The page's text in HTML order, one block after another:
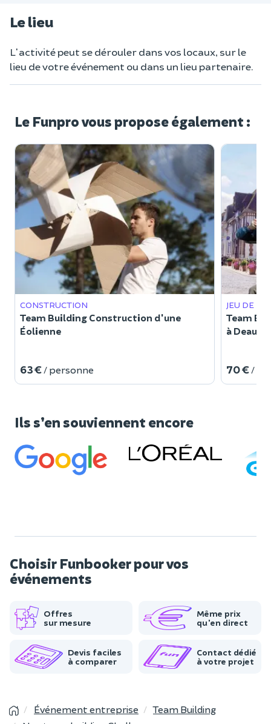
Le lieu
L'activité peut se dérouler dans vos locaux, sur le
lieu de votre événement ou dans un lieu partenaire.
Le Funpro vous propose également :
CONSTRUCTION
Team Building Construction d'une
Éolienne
63 € / personne
JEU DE
Team
à
70 € /
Ils s’en souviennent encore
Choisir Funbooker pour vos
événements
Offres
sur mesure
Même prix
qu'en direct
Devis faciles
à comparer
Contact dédié
à votre projet
Événement entreprise
Team Building